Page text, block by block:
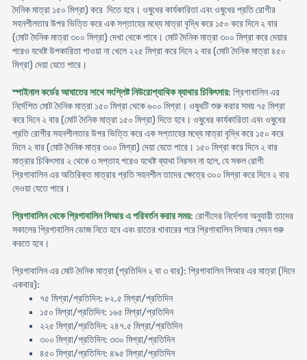
দৈনিক মাত্রা ১৫০ মিগ্রা) করে দিতে হবে। ওষুধের কার্যকারিতা এবং ওষুধের প্রতি রোগীর
সহনশীলতার উপর ভিত্তি করে এক সপ্তাহের মধ্যে মাত্রা বৃদ্ধি করে ১৫০ করে দিনে ২ বার
(মোট দৈনিক মাত্রা ৩০০ মিগ্রা) দেখা থেকে পাবে। মোট দৈনিক মাত্রা ৩০০ মিগ্রা করে দেয়ার
পরেও যথেষ্ট উপকারিতা পাওয়া না খেলে ২২৫ মিগ্রা করে দিনে ২ বার (মোট দৈনিক মাত্রা ৪৫০
মিগ্রা) দেয়া যেতে পারে।
স্পাইনাল কর্ডের আঘাতের সাথে সংশ্লিষ্ট নিউরোপ্যাথিক ব্যাথার চিকিৎসায়: প্রিগাবালিন এর
নির্দেশিত মোট দৈনিক মাত্রা ১৫০ মিগ্রা থেকে ৬০০ মিগ্রা। ওষুধটি শুরু করার সময় ৭৫ মিগ্রা
করে দিনে ২ বার (মোট দৈনিক মাত্রা ১৫০ মিগ্রা) দিতে হবে। ওষুধের কার্যকারিতা এবং ওষুধের
প্রতি রোগীর সহনশীলতার উপর ভিত্তি করে এক সপ্তাহের মধ্যে মাত্রা বৃদ্ধি করে ১৫০ করে
দিনে ২ বার (মোট দৈনিক মাত্র ৩০০ মিগ্রা) দেয়া যেতে পারে। ১৫০ মিগ্রা করে দিনে ২ বার
মাত্রার চিকিৎসার ২ থেকে ৩ সপ্তাহ পরেও যথেষ্ট ব্যাথা নিরসন না হলে, যে সকল রোগী
প্রিগাবালিন এর অতিরিক্ত মাত্রার প্রতি সহনশীল তাদের ক্ষেত্রে ৩০০ মিগ্রা করে দিনে ২ বার
দেওয়া যেতে পারে।
প্রিগাবালিন থেকে প্রিগাবালিন সিআর এ পরিবর্তন করার সময়: রোগীদের নির্দেশনা অনুযায়ী তাদের
সকালের প্রিগাবালিন ডোজ নিতে হবে এবং রাতের খাবারের পরে প্রিগাবালিন সিআর সেবন শুরু
করতে হবে।
প্রিগাবালিন এর মোট দৈনিক মাত্রা (প্রতিদিন ২ বা ৩ বার): প্রিগাবালিন সিআর এর মাত্রা (দিনে
একবার):
৭৫ মিগ্রা/প্রতিদিন: ৮২.৫ মিগ্রা/প্রতিদিন
১৫০ মিগ্রা/প্রতিদিন: ১৬৫ মিগ্রা/প্রতিদিন
২২৫ মিগ্রা/প্রতিদিন: ২৪৭.৫ মিগ্রা/প্রতিদিন
৩০০ মিগ্রা/প্রতিদিন: ৩৩০ মিগ্রা/প্রতিদিন
৪৫০ মিগ্রা/প্রতিদিন: ৪৯৫ মিগ্রা/প্রতিদিন